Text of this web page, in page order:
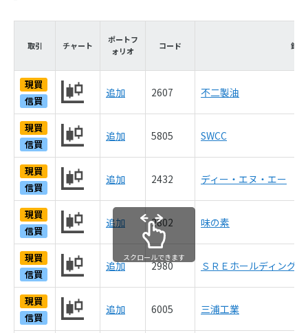
取引 チャート
ポートフ
ォリオ
コード 銘柄
現買
信買
追加 2607 不二製油
現買
信買
追加 5805 SWCC
現買
信買
追加 2432 ディー・エヌ・エー
現買
信買
追加 2802 味の素
現買
信買
追加 2980 ＳＲＥホールディングス
現買
信買
追加 6005 三浦工業
スクロールできます